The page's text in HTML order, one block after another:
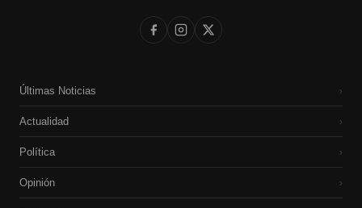
Últimas Noticias ›
Actualidad ›
Política ›
Opinión ›